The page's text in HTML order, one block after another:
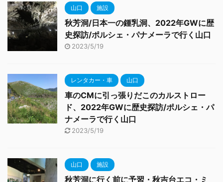
山口 施設
秋芳洞/日本一の鍾乳洞、2022年GWに歴
史探訪/ポルシェ・パナメーラで行く山口
2023/5/19
レンタカー・車 山口
車のCMに引っ張りだこのカルストロー
ド、2022年GWに歴史探訪/ポルシェ・パ
ナメーラで行く山口
2023/5/19
山口 施設
秋芳洞に行く前に予習・秋吉台エコ・ミ